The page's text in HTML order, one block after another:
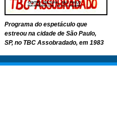
Programa do espetáculo que
estreou na cidade de São Paulo,
SP, no TBC Assobradado, em 1983